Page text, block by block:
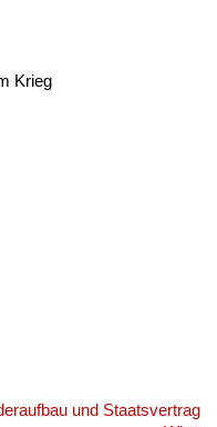
Krieg
und Staatsvertrag